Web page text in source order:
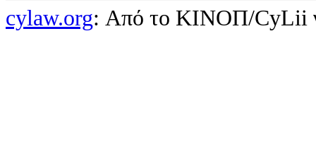
cylaw.org: Από το ΚΙΝOΠ/CyLii